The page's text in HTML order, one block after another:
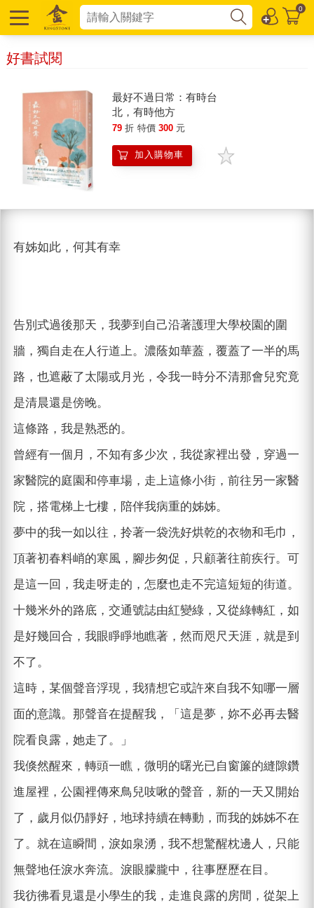
0
好書試閱
最好不過日常：有時台
北，有時他方
79 折 特價 300 元
加入購物車
有姊如此，何其有幸
告別式過後那天，我夢到自己沿著護理大學校園的圍
牆，獨自走在人行道上。濃蔭如華蓋，覆蓋了一半的馬
路，也遮蔽了太陽或月光，令我一時分不清那會兒究竟
是清晨還是傍晚。
這條路，我是熟悉的。
曾經有一個月，不知有多少次，我從家裡出發，穿過一
家醫院的庭園和停車場，走上這條小街，前往另一家醫
院，搭電梯上七樓，陪伴我病重的姊姊。
夢中的我一如以往，拎著一袋洗好烘乾的衣物和毛巾，
頂著初春料峭的寒風，腳步匆促，只顧著往前疾行。可
是這一回，我走呀走的，怎麼也走不完這短短的街道。
十幾米外的路底，交通號誌由紅變綠，又從綠轉紅，如
是好幾回合，我眼睜睜地瞧著，然而咫尺天涯，就是到
不了。
這時，某個聲音浮現，我猜想它或許來自我不知哪一層
面的意識。那聲音在提醒我，「這是夢，妳不必再去醫
院看良露，她走了。」
我倏然醒來，轉頭一瞧，微明的曙光已自窗簾的縫隙鑽
進屋裡，公園裡傳來鳥兒吱啾的聲音，新的一天又開始
了，歲月似仍靜好，地球持續在轉動，而我的姊姊不在
了。就在這瞬間，淚如泉湧，我不想驚醒枕邊人，只能
無聲地任淚水奔流。淚眼朦朧中，往事歷歷在目。
我彷彿看見還是小學生的我，走進良露的房間，從架上